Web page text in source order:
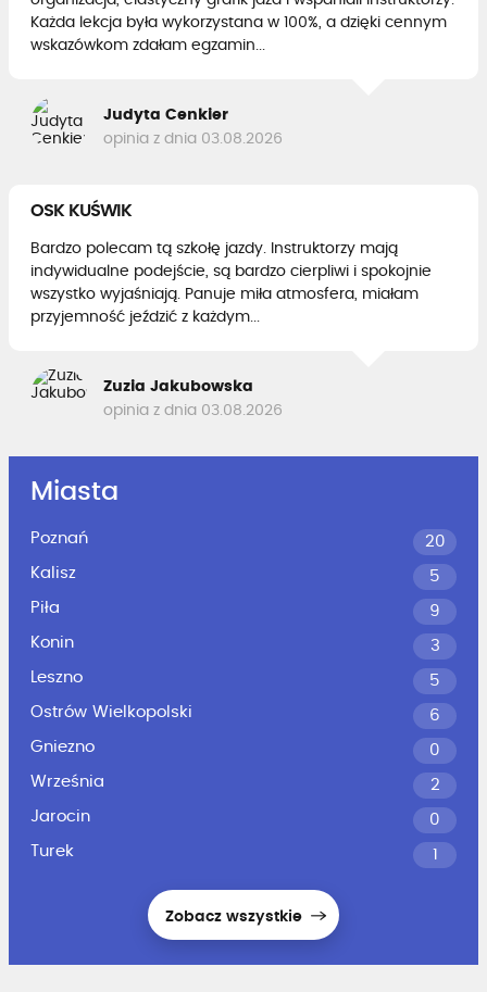
Każda lekcja była wykorzystana w 100%, a dzięki cennym
wskazówkom zdałam egzamin...
Judyta Cenkier
opinia z dnia 03.08.2026
OSK KUŚWIK
Bardzo polecam tą szkołę jazdy. Instruktorzy mają
indywidualne podejście, są bardzo cierpliwi i spokojnie
wszystko wyjaśniają. Panuje miła atmosfera, miałam
przyjemność jeździć z każdym...
Zuzia Jakubowska
opinia z dnia 03.08.2026
Miasta
Poznań
20
Kalisz
5
Piła
9
Konin
3
Leszno
5
Ostrów Wielkopolski
6
Gniezno
0
Września
2
Jarocin
0
Turek
1
Zobacz wszystkie